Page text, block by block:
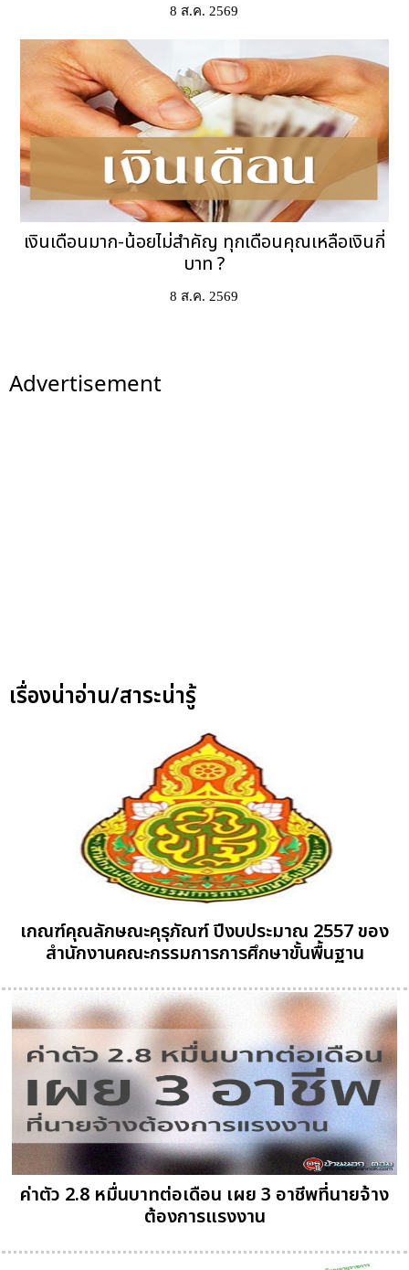
8 ส.ค. 2569
เงินเดือนมาก-น้อยไม่สำคัญ ทุกเดือนคุณเหลือเงินกี่
บาท ?
8 ส.ค. 2569
Advertisement
เรื่องน่าอ่าน/สาระน่ารู้
เกณฑ์คุณลักษณะคุรุภัณฑ์ ปีงบประมาณ 2557 ของ
สำนักงานคณะกรรมการการศึกษาขั้นพื้นฐาน
ค่าตัว 2.8 หมื่นบาทต่อเดือน เผย 3 อาชีพที่นายจ้าง
ต้องการแรงงาน